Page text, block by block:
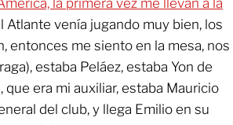
la primera vez me llevan a la
Atlante venía jugando muy bien, los
entonces me siento en la mesa, nos
estaba Peláez, estaba Yon de
que era mi auxiliar, estaba Mauricio
del club, y llega Emilio en su